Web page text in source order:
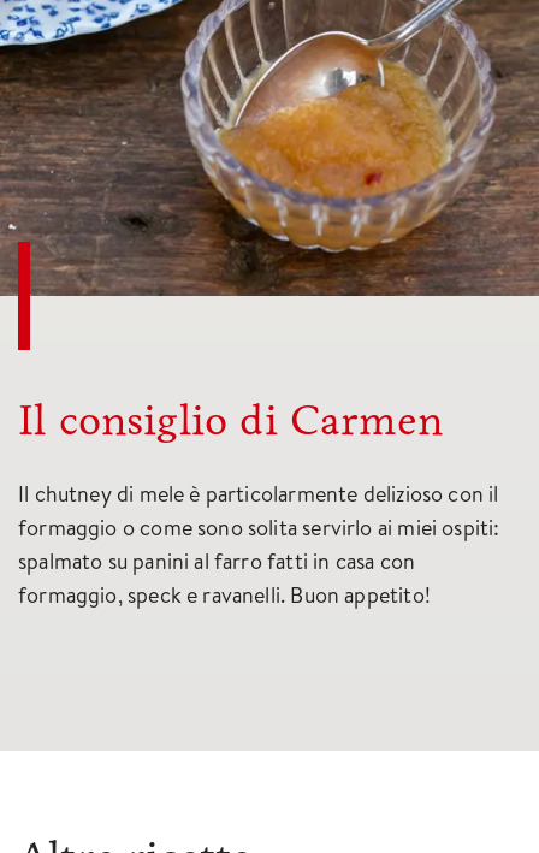
Il consiglio di Carmen
Il chutney di mele è particolarmente delizioso con il
formaggio o come sono solita servirlo ai miei ospiti:
spalmato su panini al farro fatti in casa con
formaggio, speck e ravanelli. Buon appetito!